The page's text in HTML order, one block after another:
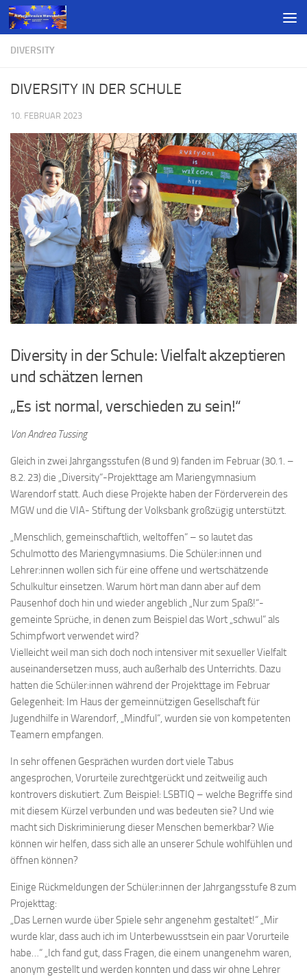
DIVERSITY
DIVERSITY IN DER SCHULE
10. FEBRUAR 2023
Diversity in der Schule: Vielfalt akzeptieren
und schätzen lernen
„Es ist normal, verschieden zu sein!“
Von Andrea Tussing
Gleich in zwei Jahrgangsstufen (8 und 9) fanden im Februar (30.1. –
8.2. 23) die „Diversity“-Projekttage am Mariengymnasium
Warendorf statt. Auch diese Projekte haben der Förderverein des
MGW und die VIA- Stiftung der Volksbank großzügig unterstützt.
„Menschlich, gemeinschaftlich, weltoffen“ – so lautet das
Schulmotto des Mariengymnasiums. Die Schüler:innen und
Lehrer:innen wollen sich für eine offene und wertschätzende
Schulkultur einsetzen. Warum hört man dann aber auf dem
Pausenhof doch hin und wieder angeblich „Nur zum Spaß!“-
gemeinte Sprüche, in denen zum Beispiel das Wort „schwul“ als
Schimpfwort verwendet wird?
Vielleicht weil man sich doch noch intensiver mit sexueller Vielfalt
auseinandersetzen muss, auch außerhalb des Unterrichts. Dazu
hatten die Schüler:innen während der Projekttage im Februar
Gelegenheit: Im Haus der gemeinnützigen Gesellschaft für
Jugendhilfe in Warendorf, „Mindful“, wurden sie von kompetenten
Teamern empfangen.
In sehr offenen Gesprächen wurden dort viele Tabus
angesprochen, Vorurteile zurechtgerückt und zeitweilig auch
kontrovers diskutiert. Zum Beispiel: LSBTIQ – welche Begriffe sind
mit diesem Kürzel verbunden und was bedeuten sie? Und wie
macht sich Diskriminierung dieser Menschen bemerkbar? Wie
können wir helfen, dass sich alle an unserer Schule wohlfühlen und
öffnen können?
Einige Rückmeldungen der Schüler:innen der Jahrgangsstufe 8 zum
Projekttag:
„Das Lernen wurde über Spiele sehr angenehm gestaltet!“ „Mir
wurde klar, dass auch ich im Unterbewusstsein ein paar Vorurteile
habe…“ „Ich fand gut, dass Fragen, die einem unangenehm waren,
anonym gestellt und werden konnten und dass wir ohne Lehrer